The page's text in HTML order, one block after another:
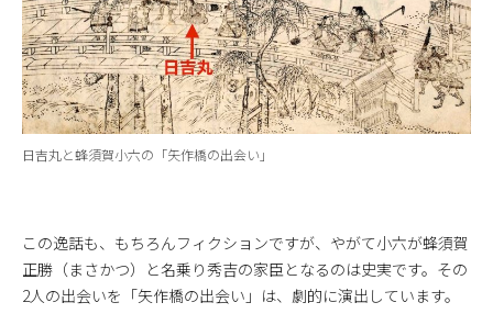
日吉丸と蜂須賀小六の「矢作橋の出会い」
この逸話も、もちろんフィクションですが、やがて小六が蜂須賀
正勝（まさかつ）と名乗り秀吉の家臣となるのは史実です。その
2人の出会いを「矢作橋の出会い」は、劇的に演出しています。